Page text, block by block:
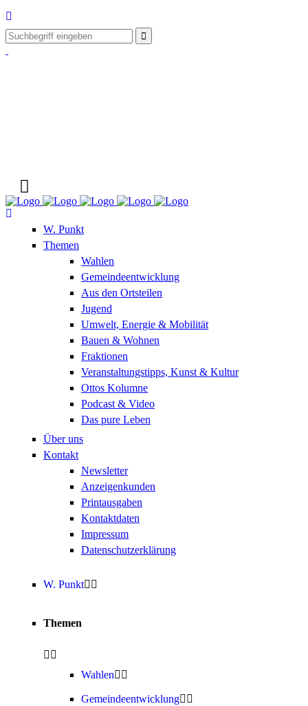
W. Punkt
Themen
Wahlen
Gemeindeentwicklung
Aus den Ortsteilen
Jugend
Umwelt, Energie & Mobilität
Bauen & Wohnen
Fraktionen
Veranstaltungstipps, Kunst & Kultur
Ottos Kolumne
Podcast & Video
Das pure Leben
Über uns
Kontakt
Newsletter
Anzeigenkunden
Printausgaben
Kontaktdaten
Impressum
Datenschutzerklärung
W. Punkt
Themen
Wahlen
Gemeindeentwicklung